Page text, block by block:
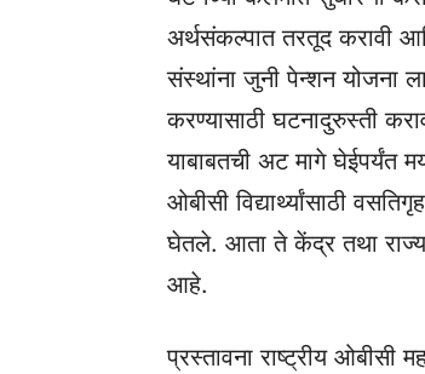
अर्थसंकल्पात तरतूद करावी
संस्थांना जुनी पेन्शन योजना
करण्यासाठी घटनादुरुस्ती
याबाबतची अट मागे घेईपर्यंत
ओबीसी विद्यार्थ्यांसाठी
घेतले. आता ते केंद्र तथा राज्य
आहे.
प्रस्तावना राष्ट्रीय ओबीसी